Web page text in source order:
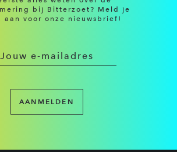
bij Bitterzoet? Meld je
aan voor onze nieuwsbrief!
AANMELDEN